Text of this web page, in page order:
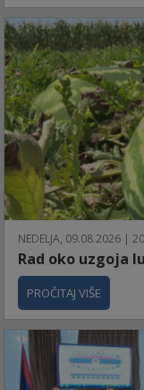
NEDELJA, 09.08.2026 |
Rad oko uzgoja
PROČITAJ VIŠE